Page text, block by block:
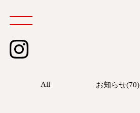
All お知らせ(70)